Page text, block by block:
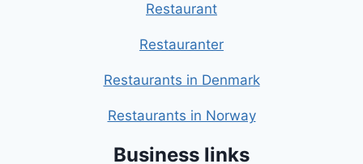
Restaurant
Restauranter
Restaurants in Denmark
Restaurants in Norway
Business links